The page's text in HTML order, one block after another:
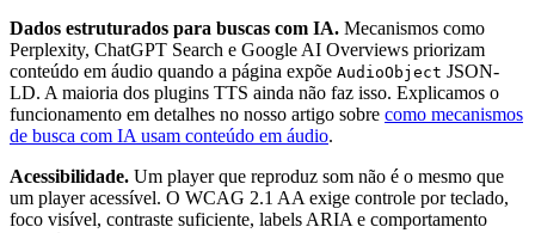
Dados estruturados para buscas com IA. Mecanismos como
Perplexity, ChatGPT Search e Google AI Overviews priorizam
conteúdo em áudio quando a página expõe AudioObject JSON-
LD. A maioria dos plugins TTS ainda não faz isso. Explicamos o
funcionamento em detalhes no nosso artigo sobre como mecanismos
de busca com IA usam conteúdo em áudio.
Acessibilidade. Um player que reproduz som não é o mesmo que
um player acessível. O WCAG 2.1 AA exige controle por teclado,
foco visível, contraste suficiente, labels ARIA e comportamento